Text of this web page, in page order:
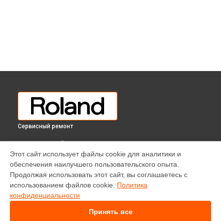
Сервисный ремонт
Краснодаре
Ремонт второстепенных плат цифрового пианино RP-302
CB Roland вРостове-на-Дону
Ремонт второстепенных плат цифрового пианино RP-302
Нижнем Новгороде
Этот сайт использует файлы cookie для аналитики и
обеспечения наилучшего пользовательского опыта.
Продолжая использовать этот сайт, вы соглашаетесь с
использованием файлов cookie. Политика
конфиденциальности
Принять все